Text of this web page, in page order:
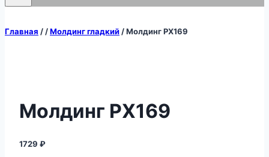
Главная / /Молдинг гладкий /Молдинг PX169
Молдинг PX169
1729 ₽